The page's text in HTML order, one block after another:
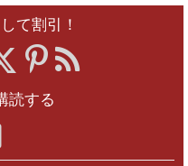
て割引！
読する